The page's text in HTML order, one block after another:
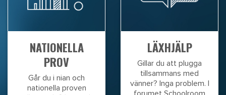
NATIONELLA
PROV
Går du i nian och
nationella proven
LÄXHJÄLP
Gillar du att plugga
tillsammans med
vänner? Inga problem. I
forumet Schoolroom